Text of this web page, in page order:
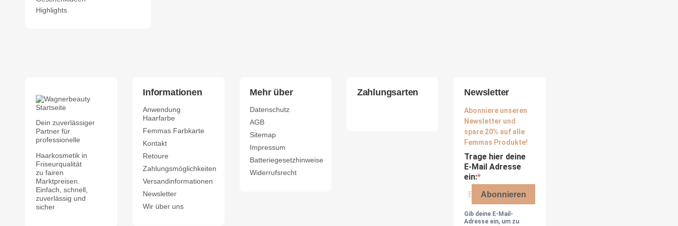
Highlights
Dein zuverlässiger
Partner für
professionelle
Haarkosmetik in
Friseurqualität
zu fairen
Marktpreisen.
Einfach, schnell,
zuverlässig und
sicher
Informationen
Anwendung
Haarfarbe
Femmas Farbkarte
Kontakt
Retoure
Zahlungsmöglichkeiten
Versandinformationen
Newsletter
Wir über uns
Mehr über
Datenschutz
AGB
Sitemap
Impressum
Batteriegesetzhinweise
Widerrufsrecht
Zahlungsarten Newsletter
Abonniere unseren
Newsletter und
spare 20% auf alle
Femmas Produkte!
Trage hier deine
E-Mail Adresse
ein:
Abonnieren
Gib deine E-Mail-
Adresse ein, um zu